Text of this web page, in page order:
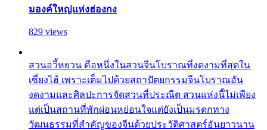
มองค์ใหญ่แห่งฮ่องกง
829 views
สวนอวี้หยวน คือหนึ่งในสวนจีนโบราณที่งดงามที่สุดใน
เซี่ยงไฮ้ เพราะเต็มไปด้วยสถาปัตยกรรมจีนโบราณอัน
งดงามและศิลปะการจัดสวนที่ประณีต สวนแห่งนี้ไม่เพียง
แต่เป็นสถานที่พักผ่อนหย่อนใจแต่ยังเป็นมรดกทาง
วัฒนธรรมที่สำคัญของจีนด้วยประวัติศาสตร์อันยาวนาน